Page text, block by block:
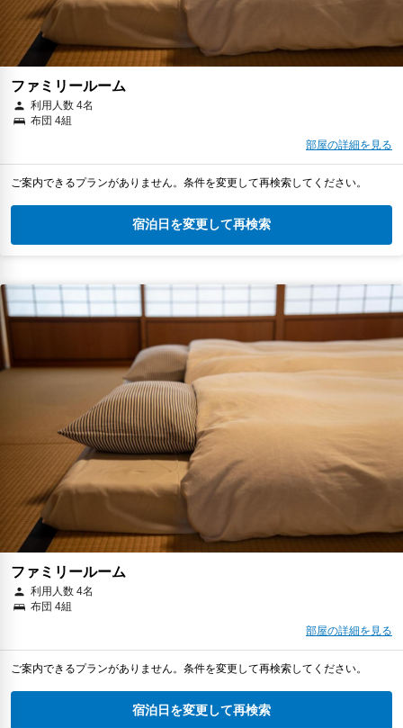
ファミリールーム
利用人数 4名
布団 4組
部屋の詳細を見る
ご案内できるプランがありません。条件を変更して再検索してください。
宿泊日を変更して再検索
ファミリールーム
利用人数 4名
布団 4組
部屋の詳細を見る
ご案内できるプランがありません。条件を変更して再検索してください。
宿泊日を変更して再検索